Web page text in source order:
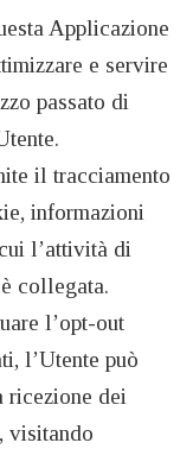
Applicazione
e servire
passato di
il tracciamento
informazioni
l’attività di
collegata.
l’opt-out
l’Utente può
ricezione dei
visitando